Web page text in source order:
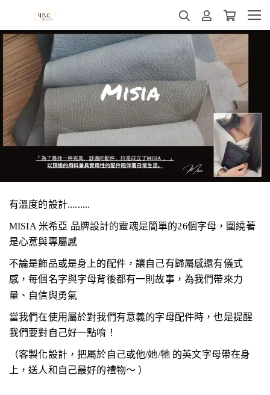
有溫度的設計.........
MISIA 米希亞 品牌設計的靈魂是簡單的26個字母， 圍繞著
是心意與專屬感
不論是飾品或是身上的配件，讓自己有歸屬感還有儀式
感，每個名字與字母背後都有一則故事，為我們帶來力
量、自信與勇氣
當我們在使用屬於對我們有意義的字母配件時，也是提醒
我們要對自己好一點唷！
（客製化設計，把屬於自己或他/她/牠 的英文字母帶在身
上，送人和自己最好的禮物～ ）